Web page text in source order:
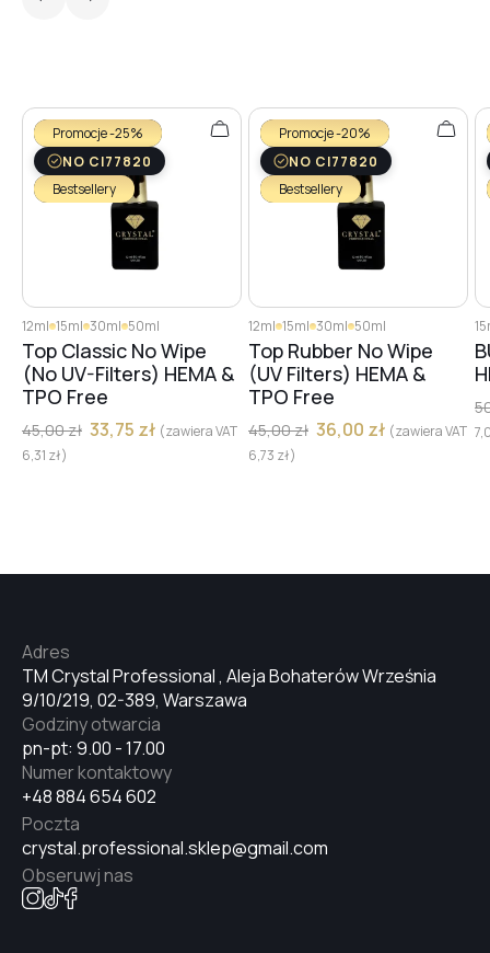
№27
№28
№29
№33
№35
Promocje -25%
NO CI77820
Bestsellery
12ml 15ml 30ml 50ml
Top Classic No Wipe
(No UV-Filters) HEMA &
TPO Free
45,00zł 33,75 zł (zawiera VAT
6,31 zł)
Promocje -20%
NO CI77820
Bestsellery
12ml 15ml 30ml 50ml
Top Rubber No Wipe
(UV Filters) HEMA &
TPO Free
45,00zł 36,00 zł (zawiera VAT
6,73 zł)
TM Crystal Professional , Aleja Bohaterów Września
9/10/219, 02-389, Warszawa
Adres
pn-pt: 9.00 - 17.00
Godziny otwarcia
+48 884 654 602
Numer kontaktowy
crystal.professional.sklep@gmail.com
Poczta
Obseruwj nas